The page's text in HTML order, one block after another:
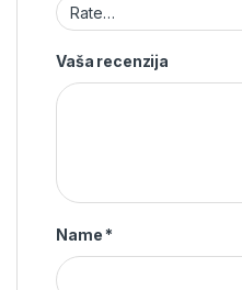
Vaša recenzija
Name *